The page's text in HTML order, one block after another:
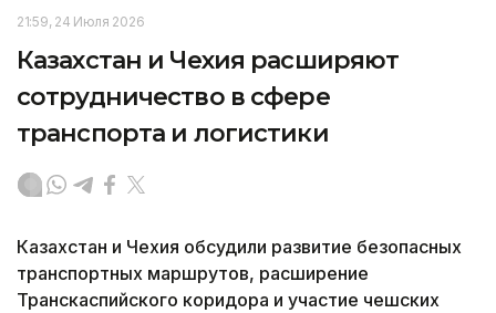
21:59, 24 Июля 2026
Казахстан и Чехия расширяют
сотрудничество в сфере
транспорта и логистики
Казахстан и Чехия обсудили развитие безопасных
транспортных маршрутов, расширение
Транскаспийского коридора и участие чешских